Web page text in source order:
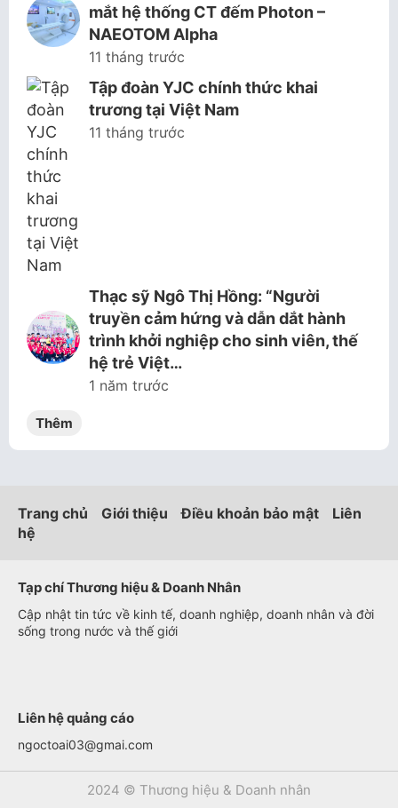
mắt hệ thống CT đếm Photon –
NAEOTOM Alpha
11 tháng trước
Tập đoàn YJC chính thức khai
trương tại Việt Nam
11 tháng trước
Thạc sỹ Ngô Thị Hồng: “Người
truyền cảm hứng và dẫn dắt hành
trình khởi nghiệp cho sinh viên, thế
hệ trẻ Việt…
1 năm trước
Thêm
Trang chủ Giới thiệu Điều khoản bảo mật
Liên
hệ
Tạp chí Thương hiệu & Doanh Nhân
Cập nhật tin tức về kinh tế, doanh nghiệp, doanh nhân và đời
sống trong nước và thế giới
Liên hệ quảng cáo
ngoctoai03@gmai.com
2024 © Thương hiệu & Doanh nhân